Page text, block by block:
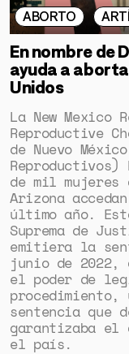
ABORTO
En nombre de
ayuda a
Unidos
La New
Reproductive
de Nuevo
Reproductivos)
de mil mujeres
Arizona
último año.
Suprema de
emitiera la
junio de 2022,
el poder de
sentencia que
garantizaba el
el país.